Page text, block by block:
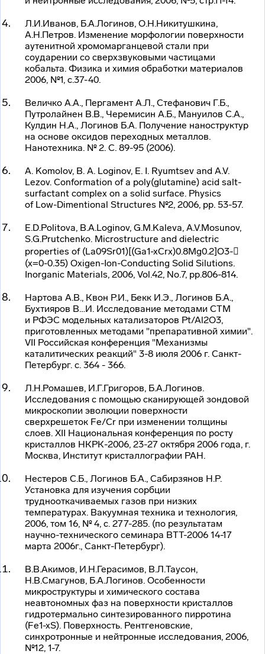
Л.И.Иванов, Б.А.Логинов, О.Н.Никитушкина,
А.Н.Петров. Изменение морфологии поверхности
аутенитной хромомарганцевой стали при
соударении со сверхзвуковыми частицами
кобальта. Физика и химия обработки материалов
2006, №1, с.37-40.
Величко А.А., Пергамент А.Л., Стефанович Г.Б.,
Путролайнен В.В., Черемисин А.Б., Мануилов С.А.,
Кулдин Н.А., Логинов Б.А. Получение наноструктур
на основе оксидов переходных металлов.
Нанотехника. № 2. С. 89-95 (2006).
A. Komolov, B. A. Loginov, E. I. Ryumtsev and A.V.
Lezov. Conformation of a poly(glutamine) acid salt-
surfactant complex on a solid surface. Physics
of Low-Dimentional Structures №2, 2006, pp. 53-57.
E.D.Politova, B.A.Loginov, G.M.Kaleva, A.V.Mosunov,
S.G.Prutchenko. Microstructure and dielectric
properties of (La09Sr01)[(Ga1-xCrx)0.8Mg0.2]O3-
(x=0-0.35) Oxigen-Ion-Conducting Solid Silutions.
Inorganic Materials, 2006, Vol.42, No.7, pp.806-814.
Нартова А.В., Квон Р.И., Бекк И.Э., Логинов Б.А.,
Бухтияров В…И. Исследование методами СТМ
и РФЭС модельных катализаторов Pt/Al2O3,
приготовленных методами "препаративной химии".
VII Российская конференция "Механизмы
каталитических реакций" 3-8 июля 2006 г. Санкт-
Петербург. с. 364 - 366.
Л.Н.Ромашев, И.Г.Григоров, Б.А.Логинов.
Исследования с помощью сканирующей зондовой
микроскопии эволюции поверхности
сверхрешеток Fe/Cr при изменении толщины
слоев. XII Национальная конференция по росту
кристаллов НКРК-2006, 23-27 октября 2006 года, г.
Москва, Институт кристаллографии РАН.
Нестеров С.Б., Логинов Б.А., Сабирзянов Н.Р.
Установка для изучения сорбции
труднооткачиваемых газов при низких
температурах. Вакуумная техника и технология,
2006, том 16, № 4, с. 277-285. (по результатам
научно-технического семинара ВТТ-2006 14-17
марта 2006г., Санкт-Петербург).
В.В.Акимов, И.Н.Герасимов, В.Л.Таусон,
Н.В.Смагунов, Б.А.Логинов. Особенности
микроструктуры и химического состава
неавтономных фаз на поверхности кристаллов
гидротермально синтезированного пирротина
(Fe1-xS). Поверхность. Рентгеновские,
синхротронные и нейтронные исследования, 2006,
№12, 1-7.